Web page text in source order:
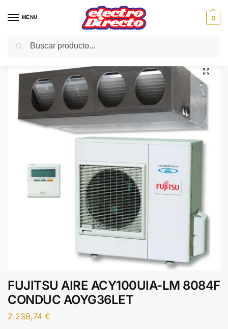
MENU 0
Inicio Climatización / Aire Acondicionado
FUJITSU AIRE ACY100UIA-LM 8084F
CONDUC AOYG36LET
2.238,74 €